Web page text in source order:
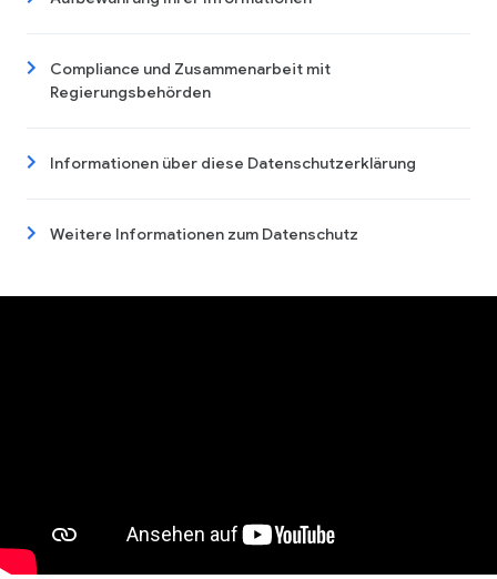
Compliance und Zusammenarbeit mit
Regierungsbehörden
Informationen über diese Datenschutzerklärung
Weitere Informationen zum Datenschutz